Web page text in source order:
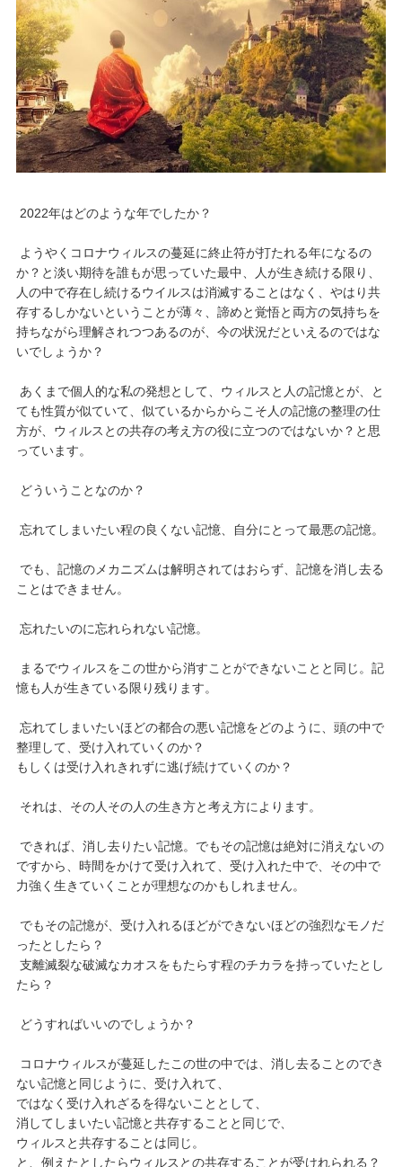
2022年はどのような年でしたか？
ようやくコロナウィルスの蔓延に終止符が打たれる年になるの
か？と淡い期待を誰もが思っていた最中、人が生き続ける限り、
人の中で存在し続けるウイルスは消滅することはなく、やはり共
存するしかないということが薄々、諦めと覚悟と両方の気持ちを
持ちながら理解されつつあるのが、今の状況だといえるのではな
いでしょうか？
あくまで個人的な私の発想として、ウィルスと人の記憶とが、と
ても性質が似ていて、似ているからからこそ人の記憶の整理の仕
方が、ウィルスとの共存の考え方の役に立つのではないか？と思
っています。
どういうことなのか？
忘れてしまいたい程の良くない記憶、自分にとって最悪の記憶。
でも、記憶のメカニズムは解明されてはおらず、記憶を消し去る
ことはできません。
忘れたいのに忘れられない記憶。
まるでウィルスをこの世から消すことができないことと同じ。記
憶も人が生きている限り残ります。
忘れてしまいたいほどの都合の悪い記憶をどのように、頭の中で
整理して、受け入れていくのか？
もしくは受け入れきれずに逃げ続けていくのか？
それは、その人その人の生き方と考え方によります。
できれば、消し去りたい記憶。でもその記憶は絶対に消えないの
ですから、時間をかけて受け入れて、受け入れた中で、その中で
力強く生きていくことが理想なのかもしれません。
でもその記憶が、受け入れるほどができないほどの強烈なモノだ
ったとしたら？
支離滅裂な破滅なカオスをもたらす程のチカラを持っていたとし
たら？
どうすればいいのでしょうか？
コロナウィルスが蔓延したこの世の中では、消し去ることのでき
ない記憶と同じように、受け入れて、
ではなく受け入れざるを得ないこととして、
消してしまいたい記憶と共存することと同じで、
ウィルスと共存することは同じ。
と、例えたとしたらウィルスとの共存することが受けれられる？